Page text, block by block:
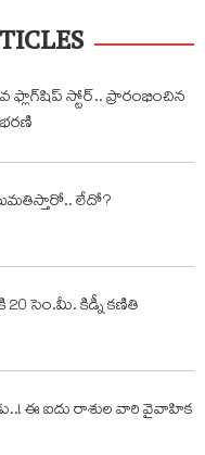
ఫ్లాగ్‌షిప్ స్టోర్.. ప్రారంభించిన
లేదో?
20 సెం.మీ. కిడ్నీ క‌ణితి
ఈ ఐదు రాశుల వారి వైవాహిక